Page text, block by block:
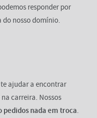
responder por
nosso domínio.
ajudar a encontrar
carreira. Nossos
pedidos nada em troca.